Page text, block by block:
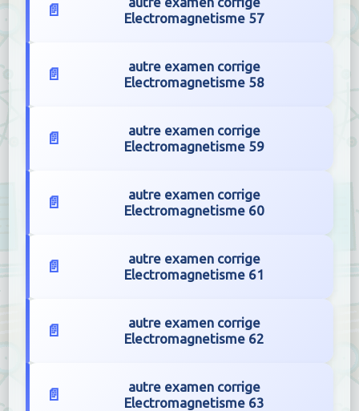
Electromagnetisme 57
autre examen corrige
Electromagnetisme 58
autre examen corrige
Electromagnetisme 59
autre examen corrige
Electromagnetisme 60
autre examen corrige
Electromagnetisme 61
autre examen corrige
Electromagnetisme 62
autre examen corrige
Electromagnetisme 63